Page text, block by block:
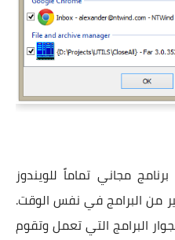
مجاني تماماً للويندوز
من البرامج في نفس الوقت.
البرامج التي تعمل وتقوم